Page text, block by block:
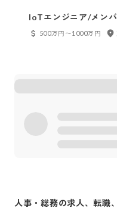
IoTエンジニア/メン
500万円〜1000万円
人事・総務の求人、転職